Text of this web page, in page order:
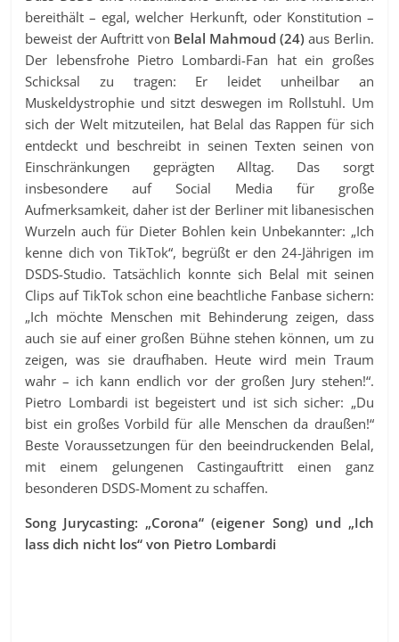
bereithält – egal, welcher Herkunft, oder Konstitution –
beweist der Auftritt von Belal Mahmoud (24) aus Berlin.
Der lebensfrohe Pietro Lombardi-Fan hat ein großes
Schicksal zu tragen: Er leidet unheilbar an
Muskeldystrophie und sitzt deswegen im Rollstuhl. Um
sich der Welt mitzuteilen, hat Belal das Rappen für sich
entdeckt und beschreibt in seinen Texten seinen von
Einschränkungen geprägten Alltag. Das sorgt
insbesondere auf Social Media für große
Aufmerksamkeit, daher ist der Berliner mit libanesischen
Wurzeln auch für Dieter Bohlen kein Unbekannter: „Ich
kenne dich von TikTok“, begrüßt er den 24-Jährigen im
DSDS-Studio. Tatsächlich konnte sich Belal mit seinen
Clips auf TikTok schon eine beachtliche Fanbase sichern:
„Ich möchte Menschen mit Behinderung zeigen, dass
auch sie auf einer großen Bühne stehen können, um zu
zeigen, was sie draufhaben. Heute wird mein Traum
wahr – ich kann endlich vor der großen Jury stehen!“.
Pietro Lombardi ist begeistert und ist sich sicher: „Du
bist ein großes Vorbild für alle Menschen da draußen!“
Beste Voraussetzungen für den beeindruckenden Belal,
mit einem gelungenen Castingauftritt einen ganz
besonderen DSDS-Moment zu schaffen.
Song Jurycasting: „Corona“ (eigener Song) und „Ich
lass dich nicht los“ von Pietro Lombardi